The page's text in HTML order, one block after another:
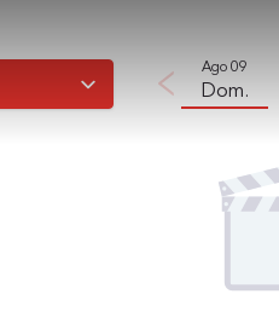
Ago 09
Dom.